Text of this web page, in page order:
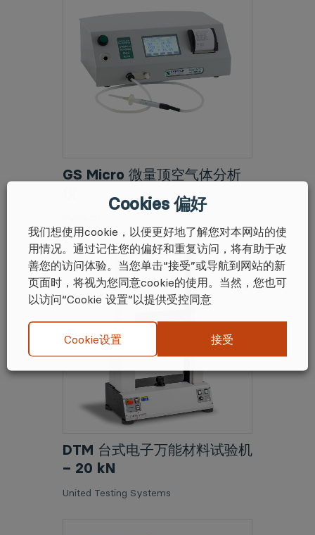
GS Micro 微量顶空气体分析
DTM 台式电子万能材料试验机
– 20 kN
United Testing Systems
Cookies 偏好
我们想使用cookie，以便更好地了解您对本网站的使
用情况。通过记住您的偏好和重复访问，将有助于改
善您的访问体验。当您单击“接受”或导航到网站的新
页面时，将视为您同意cookie的使用。当然，您也可
以访问“Cookie 设置”以提供受控同意
Cookie设置 接受